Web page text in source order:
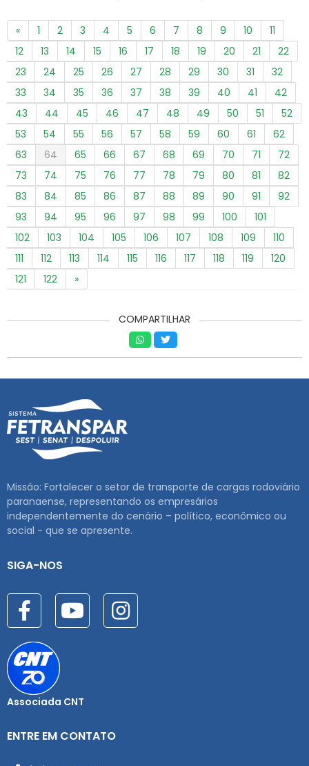
« 1 2 3 4 5 6 7 8 9 10
11
12
13 14 15 16 17 18 19 20 21
22
23
24 25 26 27 28 29 30 31
32
33
34 35 36 37 38 39 40 41
42
43
44 45 46 47 48 49 50 51
52
53
54 55 56 57 58 59 60 61
62
63
64 65 66 67 68 69 70 71
72
73
74 75 76 77 78 79 80 81
82
83
84 85 86 87 88 89 90 91
92
93
94 95 96 97 98 99 100
101
102
103 104 105 106 107 108 109
110
111
112 113 114 115 116 117 118 119
120
121
122 »
COMPARTILHAR
Missão: Fortalecer o setor de transporte de cargas rodoviário
paranaense, representando os empresários
independentemente do cenário – político, econômico ou
social - que se apresente.
SIGA-NOS
Associada CNT
ENTRE EM CONTATO